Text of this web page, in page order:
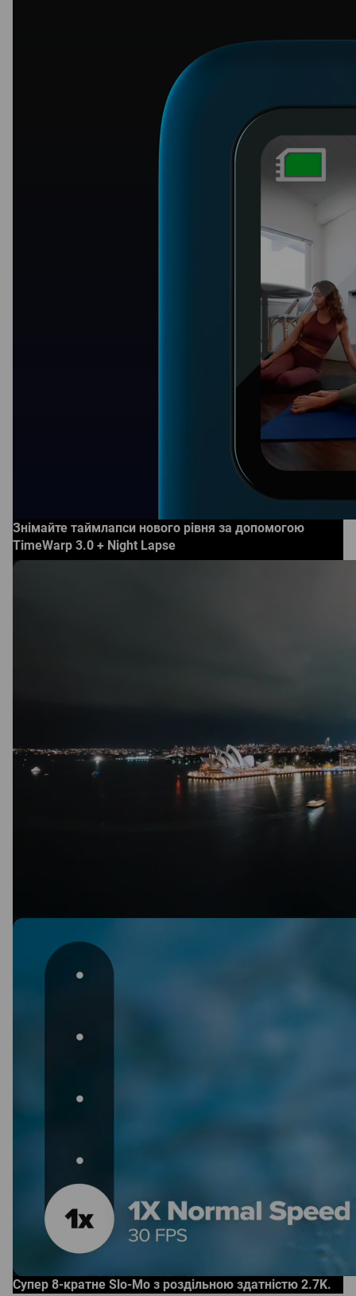
Знімайте таймлапси нового рівня за допомогою
TimeWarp 3.0 + Night Lapse
Супер 8-кратне Slo-Mo з роздільною здатністю 2.7K.